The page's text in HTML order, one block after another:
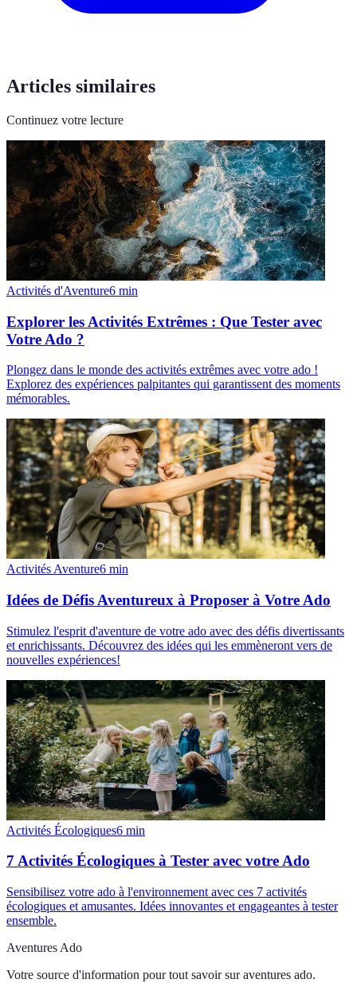
Articles similaires
Continuez votre lecture
Activités d'Aventure6 min
Explorer les Activités Extrêmes : Que Tester avec
Votre Ado ?
Plongez dans le monde des activités extrêmes avec votre ado !
Explorez des expériences palpitantes qui garantissent des moments
mémorables.
Activités Aventure6 min
Idées de Défis Aventureux à Proposer à Votre Ado
Stimulez l'esprit d'aventure de votre ado avec des défis divertissants
et enrichissants. Découvrez des idées qui les emmèneront vers de
nouvelles expériences!
Activités Écologiques6 min
7 Activités Écologiques à Tester avec votre Ado
Sensibilisez votre ado à l'environnement avec ces 7 activités
écologiques et amusantes. Idées innovantes et engageantes à tester
ensemble.
Aventures Ado
Votre source d'information pour tout savoir sur aventures ado.